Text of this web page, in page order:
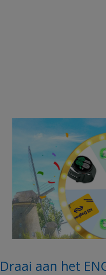
Draai aan het